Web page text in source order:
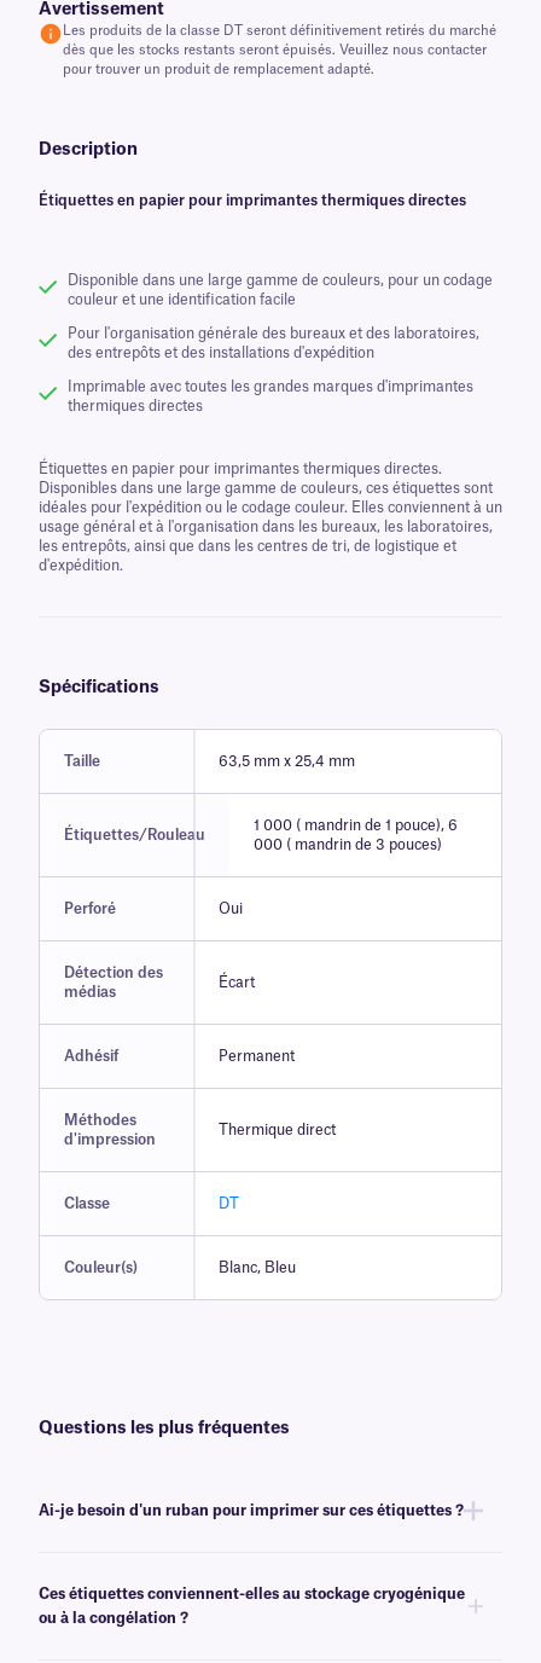
Avertissement
Les produits de la classe DT seront définitivement retirés du marché
dès que les stocks restants seront épuisés. Veuillez nous contacter
pour trouver un produit de remplacement adapté.
Description
Étiquettes en papier pour imprimantes thermiques directes
Disponible dans une large gamme de couleurs, pour un codage
couleur et une identification facile
Pour l'organisation générale des bureaux et des laboratoires,
des entrepôts et des installations d'expédition
Imprimable avec toutes les grandes marques d'imprimantes
thermiques directes
Étiquettes en papier pour imprimantes thermiques directes.
Disponibles dans une large gamme de couleurs, ces étiquettes sont
idéales pour l'expédition ou le codage couleur. Elles conviennent à un
usage général et à l'organisation dans les bureaux, les laboratoires,
les entrepôts, ainsi que dans les centres de tri, de logistique et
d'expédition.
Spécifications
Taille 63,5 mm x 25,4 mm
Étiquettes/Rouleau
1 000 ( mandrin de 1 pouce), 6
000 ( mandrin de 3 pouces)
Perforé Oui
Détection des
médias
Écart
Adhésif Permanent
Méthodes
d'impression
Thermique direct
Classe DT
Couleur(s) Blanc, Bleu
Questions les plus fréquentes
Ai-je besoin d'un ruban pour imprimer sur ces étiquettes ?
thermique à impression thermique directe ou transfert thermique . Pour
plus d'informations, veuillez contacter notre
Ces étiquettes conviennent-elles au stockage cryogénique
ou à la congélation ?